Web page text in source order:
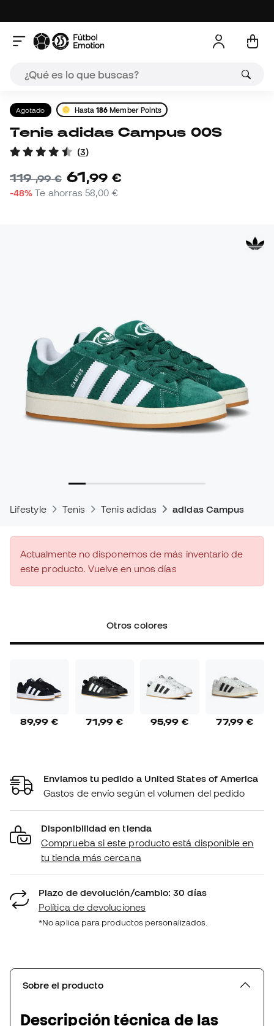
Agotado Hasta186 Member Points
Tenis adidas Campus 00S
(3)
119,99 € 61,99 €
-48% Te ahorras58,00 €
Lifestyle Tenis Tenis adidas adidas Campus
Actualmente no disponemos de más inventario de
este producto. Vuelve en unos días
Otros colores
89,99 € 71,99 € 95,99 € 77,99 €
Enviamos tu pedido a United States of America
Gastos de envío según el volumen del pedido
Disponibilidad en tienda
Comprueba si este producto está disponible en
tu tienda más cercana
Plazo de devolución/cambio: 30 días
Política de devoluciones
*No aplica para productos personalizados.
Sobre el producto
Descripción técnica de las